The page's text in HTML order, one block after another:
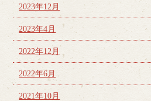
2023年12月
2023年4月
2022年12月
2022年6月
2021年10月